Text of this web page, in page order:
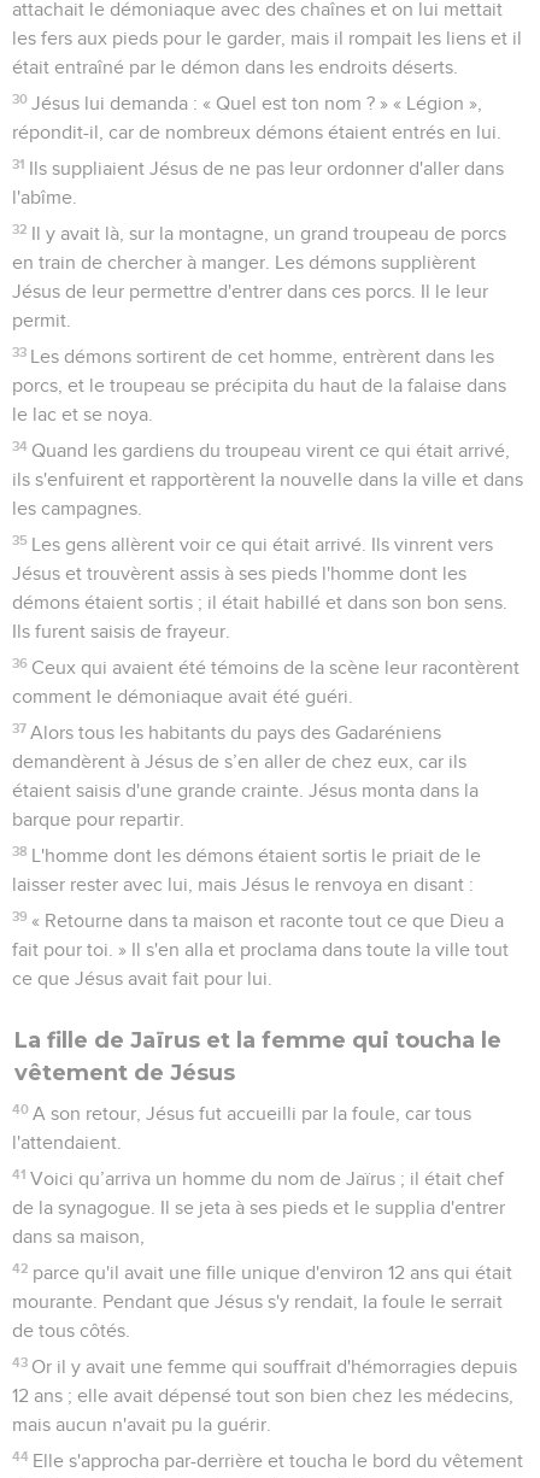
attachait le démoniaque avec des chaînes et on lui mettait
les fers aux pieds pour le garder, mais il rompait les liens et il
était entraîné par le démon dans les endroits déserts.
30 Jésus lui demanda : « Quel est ton nom ? » « Légion »,
répondit-il, car de nombreux démons étaient entrés en lui.
31 Ils suppliaient Jésus de ne pas leur ordonner d'aller dans
l'abîme.
32 Il y avait là, sur la montagne, un grand troupeau de porcs
en train de chercher à manger. Les démons supplièrent
Jésus de leur permettre d'entrer dans ces porcs. Il le leur
permit.
33 Les démons sortirent de cet homme, entrèrent dans les
porcs, et le troupeau se précipita du haut de la falaise dans
le lac et se noya.
34 Quand les gardiens du troupeau virent ce qui était arrivé,
ils s'enfuirent et rapportèrent la nouvelle dans la ville et dans
les campagnes.
35 Les gens allèrent voir ce qui était arrivé. Ils vinrent vers
Jésus et trouvèrent assis à ses pieds l'homme dont les
démons étaient sortis ; il était habillé et dans son bon sens.
Ils furent saisis de frayeur.
36 Ceux qui avaient été témoins de la scène leur racontèrent
comment le démoniaque avait été guéri.
37 Alors tous les habitants du pays des Gadaréniens
demandèrent à Jésus de s’en aller de chez eux, car ils
étaient saisis d'une grande crainte. Jésus monta dans la
barque pour repartir.
38 L'homme dont les démons étaient sortis le priait de le
laisser rester avec lui, mais Jésus le renvoya en disant :
39 « Retourne dans ta maison et raconte tout ce que Dieu a
fait pour toi. » Il s'en alla et proclama dans toute la ville tout
ce que Jésus avait fait pour lui.
La fille de Jaïrus et la femme qui toucha le
vêtement de Jésus
40 A son retour, Jésus fut accueilli par la foule, car tous
l'attendaient.
41 Voici qu’arriva un homme du nom de Jaïrus ; il était chef
de la synagogue. Il se jeta à ses pieds et le supplia d'entrer
dans sa maison,
42 parce qu'il avait une fille unique d'environ 12 ans qui était
mourante. Pendant que Jésus s'y rendait, la foule le serrait
de tous côtés.
43 Or il y avait une femme qui souffrait d'hémorragies depuis
12 ans ; elle avait dépensé tout son bien chez les médecins,
mais aucun n'avait pu la guérir.
44 Elle s'approcha par-derrière et toucha le bord du vêtement